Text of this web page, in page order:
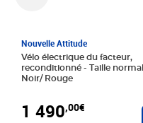
Nouvelle Attitude
Vélo électrique du facteur,
reconditionné - Taille normale -
Noir/ Rouge
1 490,00€